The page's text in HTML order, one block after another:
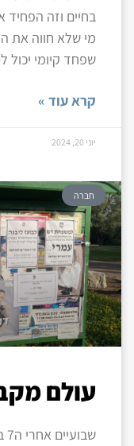
בחיים וזה הפחיד
שפחד קיומי יכול
קרא עוד »
יוני 20, 2024
חברה
עולם